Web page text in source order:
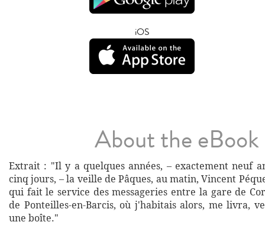
iOS
About the eBook
Extrait : "Il y a quelques années, – exactement neuf
cinq jours, – la veille de Pâques, au matin, Vincent
qui fait le service des messageries entre la gare de
de Ponteilles-en-Barcis, où j'habitais alors, me livra,
une boîte."